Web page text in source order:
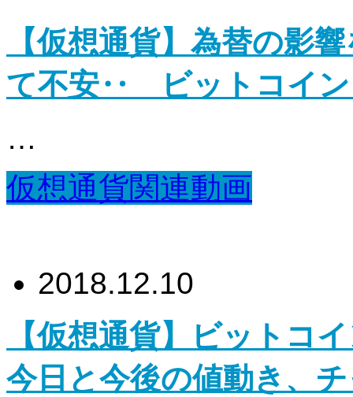
【仮想通貨】為替の影
て不安‥ ビットコイ
…
仮想通貨関連動画
2018.12.10
【仮想通貨】ビットコ
今日と今後の値動き、